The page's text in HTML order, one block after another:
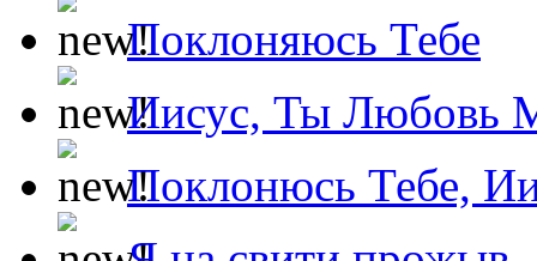
Поклоняюсь Тебе
Иисус, Ты Любовь
Поклонюсь Тебе,